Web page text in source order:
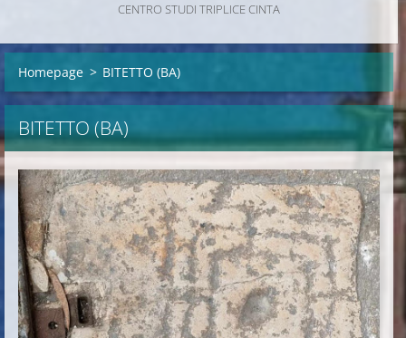
CENTRO STUDI TRIPLICE CINTA
Homepage > BITETTO (BA)
BITETTO (BA)